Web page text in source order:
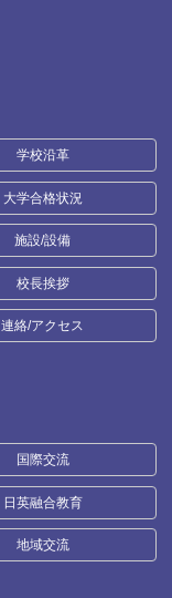
学校沿革
大学合格状況
施設/設備
校長挨拶
連絡/アクセス
国際交流
日英融合教育
地域交流